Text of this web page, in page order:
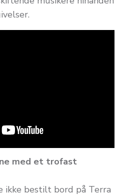
med et trofast
ikke bestilt bord på Terra